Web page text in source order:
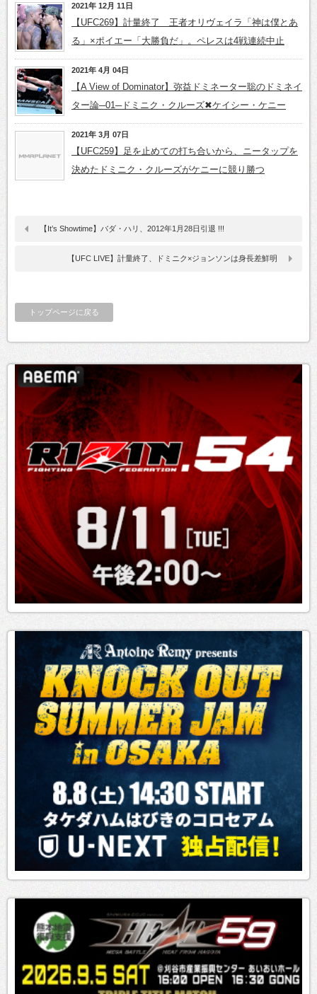
2021年 12月 11日
【UFC269】計量終了 王者オリヴェイラ「神は僕とあ
る」×ポイエー「大勝負だ」。ペレスは4戦連続中止
2021年 4月 04日
【A View of Dominator】弥益ドミネーター聡のドミネイ
ター論─01─ドミニク・クルーズ✖ケイシー・ケニー
2021年 3月 07日
【UFC259】足を止めての打ち合いから、ニータップを
決めたドミニク・クルーズがケニーに競り勝つ
【It’s Showtime】バダ・ハリ、2012年1月28日引退 !!!
【UFC LIVE】計量終了、ドミニク×ジョンソンは身長差鮮明
トップページに戻る